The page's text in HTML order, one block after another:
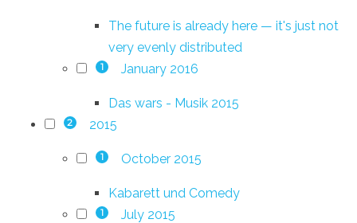
The future is already here — it's just not
very evenly distributed
1 January 2016
Das wars - Musik 2015
2 2015
1 October 2015
Kabarett und Comedy
1 July 2015